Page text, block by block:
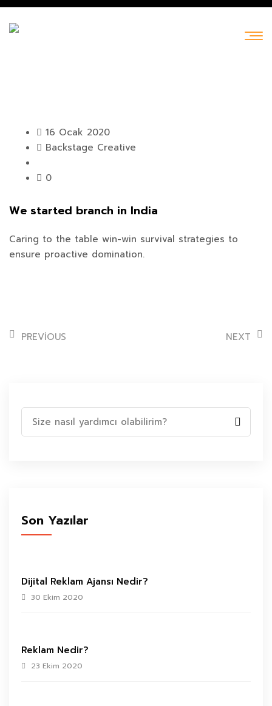
16 Ocak 2020
Backstage Creative
0
We started branch in India
Caring to the table win-win survival strategies to
ensure proactive domination.
PREVIOUS NEXT
Ara:
Son Yazılar
Dijital Reklam Ajansı Nedir?
30 Ekim 2020
Reklam Nedir?
23 Ekim 2020